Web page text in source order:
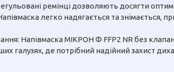
ремінці дозволяють досягти
легко надягається та знімається,
Напівмаска МІКРОН Ф FFP2 NR без
галузях, де потрібний надійний захист